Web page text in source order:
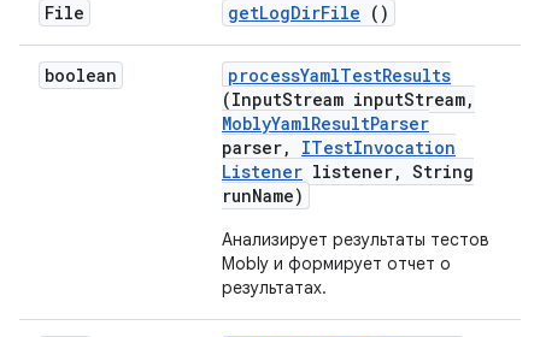
File getLogDirFile ()
boolean processYamlTestResults
(InputStream inputStream,
MoblyYamlResultParser
parser, ITestInvocation
Listener listener, String
runName)
Анализирует результаты тестов
Mobly и формирует отчет о
результатах.